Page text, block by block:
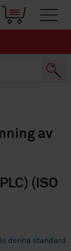
av
(ISO
denna standard